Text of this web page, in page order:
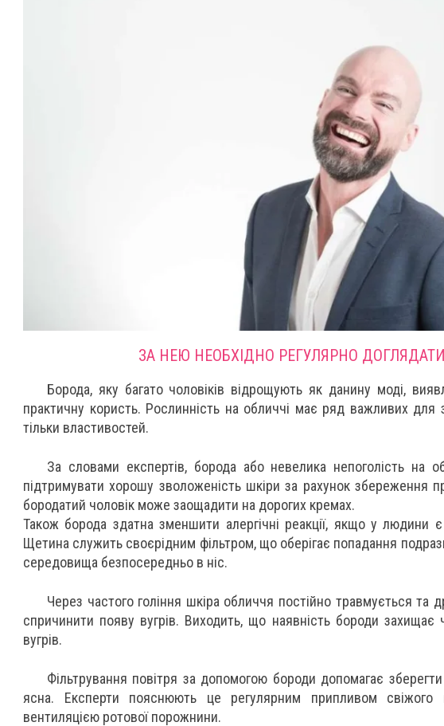
ЗА НЕЮ НЕОБХІДНО РЕГУЛЯРНО
Борода, яку багато чоловіків відрощують як данину моді,
практичну користь. Рослинність на обличчі має ряд важливих для
тільки властивостей.
За словами експертів, борода або невелика непоголість на
підтримувати хорошу зволоженість шкіри за рахунок збереження
бородатий чоловік може заощадити на дорогих кремах.
Також борода здатна зменшити алергічні реакції, якщо у людини
Щетина служить своєрідним фільтром, що оберігає попадання
середовища безпосередньо в ніс.
Через частого гоління шкіра обличчя постійно травмується та
спричинити появу вугрів. Виходить, що наявність бороди захищає
вугрів.
Фільтрування повітря за допомогою бороди допомагає
ясна. Експерти пояснюють це регулярним припливом свіжого
вентиляцією ротової порожнини.